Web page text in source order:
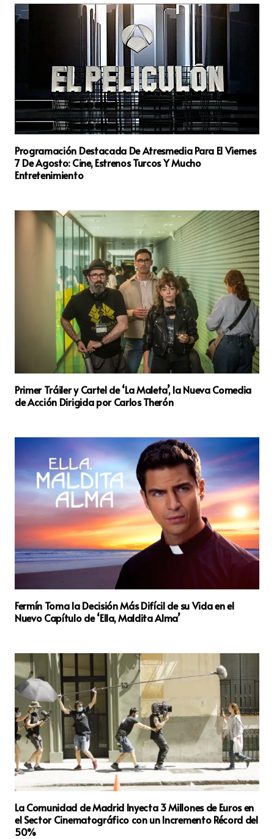
Programación Destacada De Atresmedia Para El Viernes
7 De Agosto: Cine, Estrenos Turcos Y Mucho
Entretenimiento
Primer Tráiler y Cartel de ‘La Maleta’, la Nueva Comedia
de Acción Dirigida por Carlos Therón
Fermín Toma la Decisión Más Difícil de su Vida en el
Nuevo Capítulo de ‘Ella, Maldita Alma’
La Comunidad de Madrid Inyecta 3 Millones de Euros en
el Sector Cinematográfico con un Incremento Récord del
50%